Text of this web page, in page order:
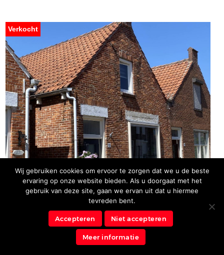
Verkocht
Wilhelminastraat, Sint Philipsland
Wij gebruiken cookies om ervoor te zorgen dat we u de beste
ervaring op onze website bieden. Als u doorgaat met het
gebruik van deze site, gaan we ervan uit dat u hiermee
tevreden bent.
Accepteren Niet accepteren
Meer informatie